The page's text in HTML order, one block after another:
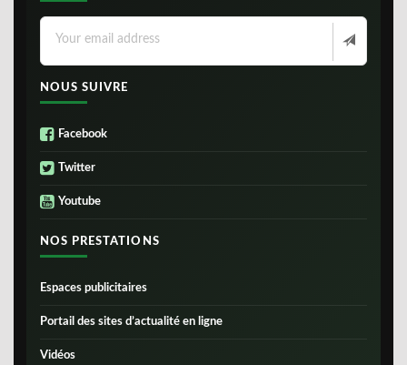
NOUS SUIVRE
Facebook
Twitter
Youtube
NOS PRESTATIONS
Espaces publicitaires
Portail des sites d’actualité en ligne
Vidéos